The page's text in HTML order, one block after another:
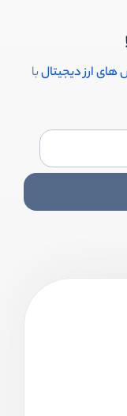
های ارز دیجیتالبا